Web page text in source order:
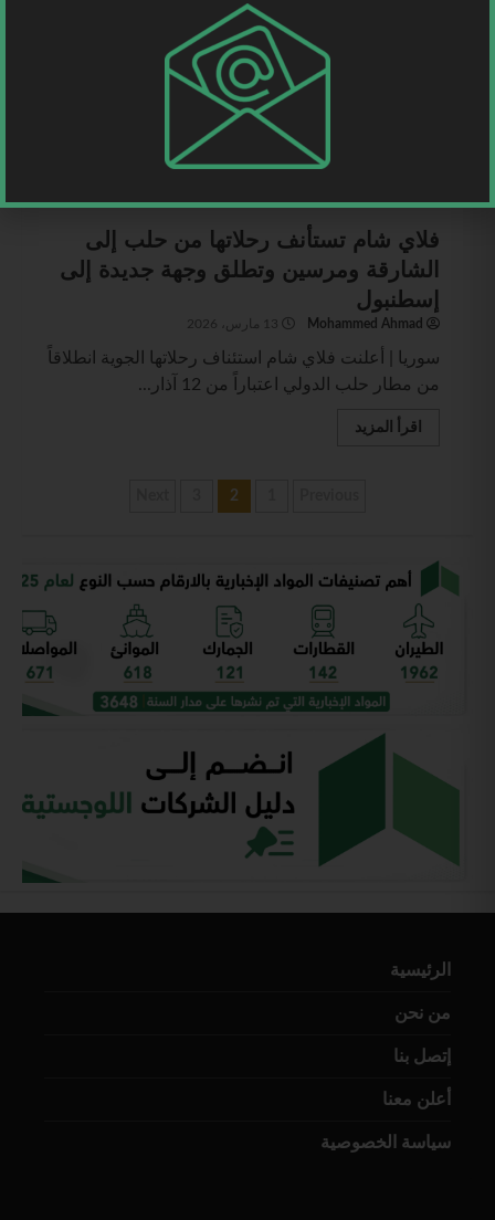
فلاي شام تستأنف رحلاتها من حلب إلى
الشارقة ومرسين وتطلق وجهة جديدة إلى
إسطنبول
Mohammed Ahmad
سوريا | أعلنت فلاي شام استئناف رحلاتها الجوية انطلاقاً
من مطار حلب الدولي اعتباراً من 12 آذار...
اقرأ المزيد
2
الرئيسية
من نحن
إتصل بنا
أعلن معنا
سياسة الخصوصية